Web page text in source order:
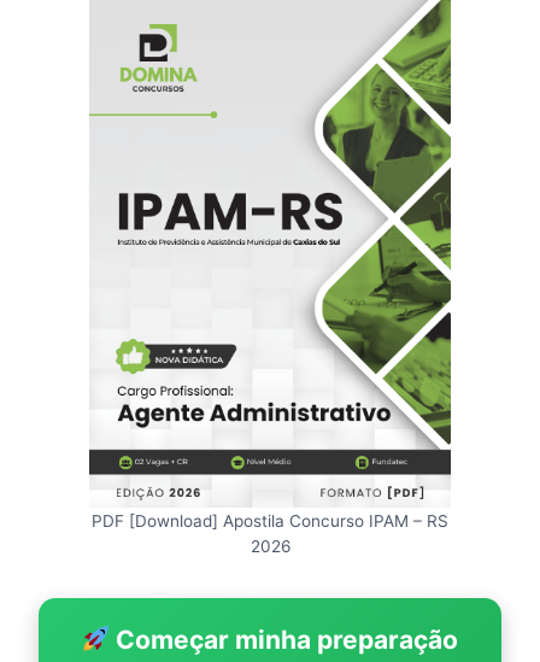
PDF [Download] Apostila Concurso IPAM – RS
2026
Começar minha preparação